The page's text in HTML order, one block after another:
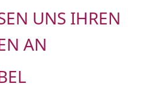
UNS IHREN F
AN